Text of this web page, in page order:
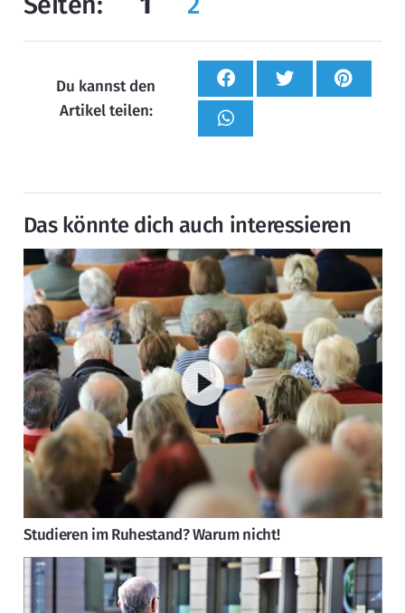
Du kannst den
Artikel teilen:
Das könnte dich auch interessieren
Studieren im Ruhestand? Warum nicht!